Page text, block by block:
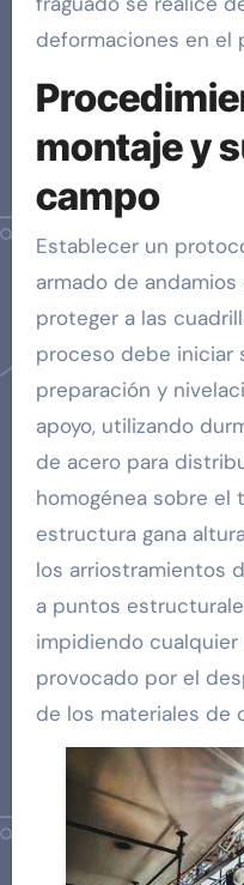
deformaciones en el
montaje y
campo
Establecer un
armado de
proteger a las
proceso debe iniciar
preparación y
apoyo, utilizando
de acero para
homogénea sobre el
estructura gana
los arriostramientos
a puntos
impidiendo
provocado por el
de los materiales de